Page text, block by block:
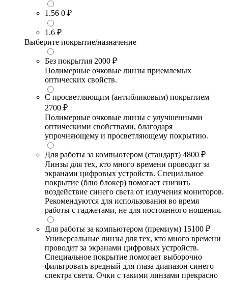
1.56 0 ₽
1.6 ₽
Выберите покрытие/назначение
Без покрытия 2000 ₽
Полимерные очковые линзы приемлемых
оптических свойств.
С просветляющим (антибликовым) покрытием
2700 ₽
Полимерные очковые линзы с улучшенными
оптическими свойствами, благодаря
упрочняющему и просветляющему покрытию.
Для работы за компьютером (стандарт) 4800 ₽
Линзы для тех, кто много времени проводит за
экранами цифровых устройств. Специальное
покрытие (блю блокер) помогает снизить
воздействие синего света от излучения мониторов.
Рекомендуются для использования во время
работы с гаджетами, не для постоянного ношения.
Для работы за компьютером (премиум) 15100 ₽
Универсальные линзы для тех, кто много времени
проводит за экранами цифровых устройств.
Специальное покрытие помогает выборочно
фильтровать вредный для глаза диапазон синего
спектра света. Очки с такими линзами прекрасно